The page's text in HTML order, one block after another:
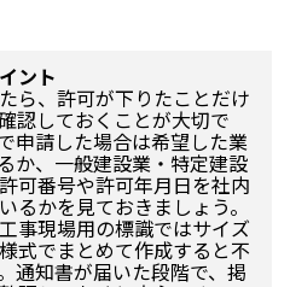
ント
ら、許可が下りたことだけ
認しておくことが大切で
申請した場合は希望した業
か、一般建設業・特定建設
可番号や許可年月日を社内
るかを見ておきましょう。
事現場用の標識ではサイズ
式でまとめて作成すると不
通知書が届いた段階で、掲